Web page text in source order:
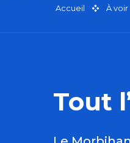
Accueil À voir
Tout